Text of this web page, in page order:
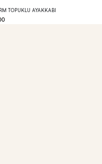
TOPUKLU AYAKKABI